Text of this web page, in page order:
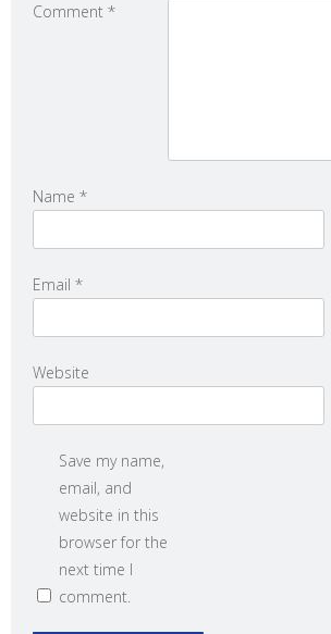
Comment *
Name *
Email *
Website
Save my name,
email, and
website in this
browser for the
next time I
comment.